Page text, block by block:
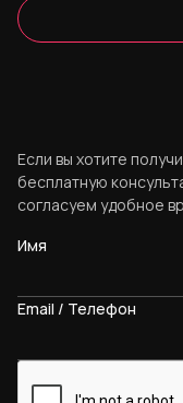
Если вы хотите
бесплатную
согласуем удобное
Имя
Email / Телефон